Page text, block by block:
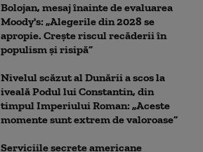
Bolojan, mesaj înainte de evaluarea
Moody's: „Alegerile din 2028 se
apropie. Crește riscul recăderii în
populism și risipă”
Nivelul scăzut al Dunării a scos la
iveală Podul lui Constantin, din
timpul Imperiului Roman: „Aceste
momente sunt extrem de valoroase”
Serviciile secrete americane